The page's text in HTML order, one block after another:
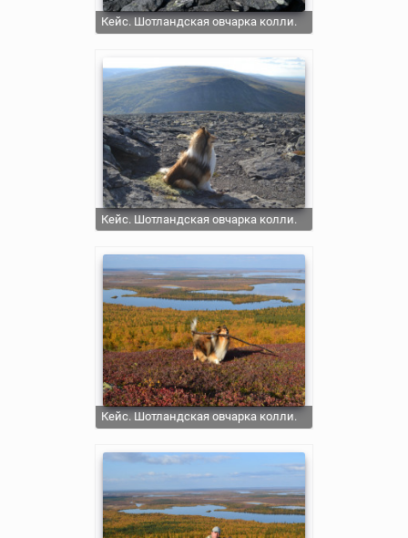
Кейс. Шотландская овчарка колли.
Кейс. Шотландская овчарка колли.
Кейс. Шотландская овчарка колли.